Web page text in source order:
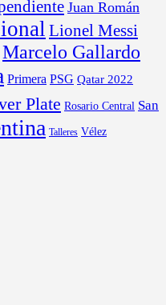
Juan Román
Lionel Messi
Marcelo Gallardo
Primera PSG Qatar 2022
Plate Rosario Central San
Talleres Vélez